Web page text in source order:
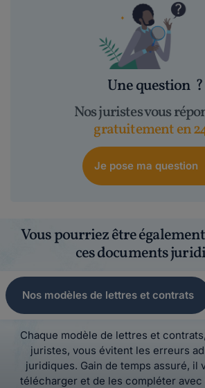
Une question ?
Nos juristes vous
gratuitement en
Je pose ma question
Vous pourriez être
ces documents
Nos modèles de lettres et contrats
Chaque modèle de lettres et
juristes, vous évitent les erreurs
juridiques. Gain de temps assuré, il
télécharger et de les compléter